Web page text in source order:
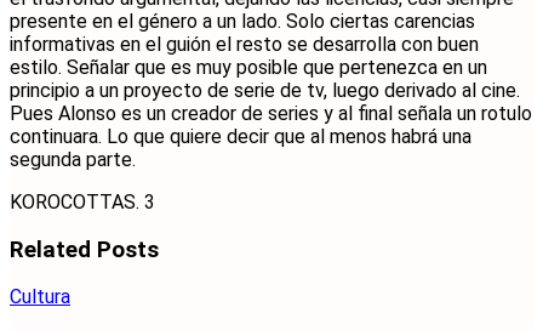
presente en el género a un lado. Solo ciertas carencias
informativas en el guión el resto se desarrolla con buen
estilo. Señalar que es muy posible que pertenezca en un
principio a un proyecto de serie de tv, luego derivado al cine.
Pues Alonso es un creador de series y al final señala un rotulo
continuara. Lo que quiere decir que al menos habrá una
segunda parte.
KOROCOTTAS. 3
Related Posts
Cultura